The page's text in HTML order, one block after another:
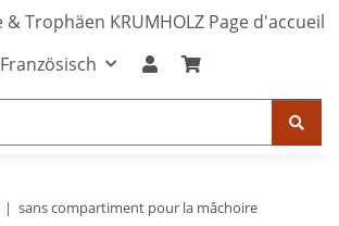
Französisch
sans compartiment pour la mâchoire